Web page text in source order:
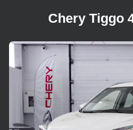
Chery Tiggo